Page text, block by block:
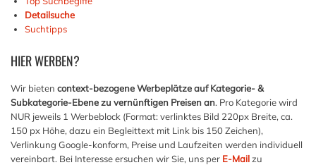
Detailsuche
Suchtipps
HIERWERBEN?
Wir bieten context-bezogene Werbeplätze auf Kategorie- &
Subkategorie-Ebene zu vernünftigen Preisen an. Pro Kategorie wird
NUR jeweils 1 Werbeblock (Format: verlinktes Bild 220px Breite, ca.
150 px Höhe, dazu ein Begleittext mit Link bis 150 Zeichen),
Verlinkung Google-konform, Preise und Laufzeiten werden individuell
vereinbart. Bei Interesse ersuchen wir Sie, uns per E-Mailzu